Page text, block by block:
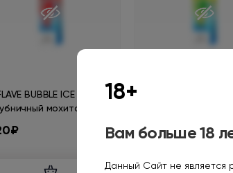
BUBBLE ICE
мохито
620₽
18+
Вам больше 18
Данный Сайт не является